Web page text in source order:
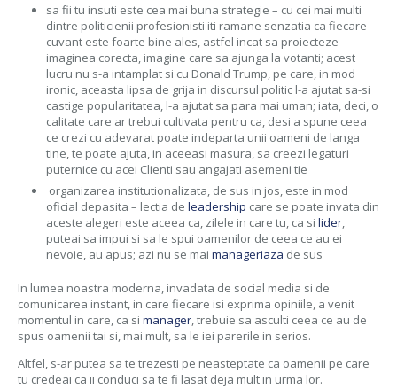
sa fii tu insuti este cea mai buna strategie – cu cei mai multi
dintre politicienii profesionisti iti ramane senzatia ca fiecare
cuvant este foarte bine ales, astfel incat sa proiecteze
imaginea corecta, imagine care sa ajunga la votanti; acest
lucru nu s-a intamplat si cu Donald Trump, pe care, in mod
ironic, aceasta lipsa de grija in discursul politic l-a ajutat sa-si
castige popularitatea, l-a ajutat sa para mai uman; iata, deci, o
calitate care ar trebui cultivata pentru ca, desi a spune ceea
ce crezi cu adevarat poate indeparta unii oameni de langa
tine, te poate ajuta, in aceeasi masura, sa creezi legaturi
puternice cu acei Clienti sau angajati asemeni tie
organizarea institutionalizata, de sus in jos, este in mod
oficial depasita – lectia de leadership care se poate invata din
aceste alegeri este aceea ca, zilele in care tu, ca si lider,
puteai sa impui si sa le spui oamenilor de ceea ce au ei
nevoie, au apus; azi nu se mai manageriaza de sus
In lumea noastra moderna, invadata de social media si de
comunicarea instant, in care fiecare isi exprima opiniile, a venit
momentul in care, ca si manager, trebuie sa asculti ceea ce au de
spus oamenii tai si, mai mult, sa le iei parerile in serios.
Altfel, s-ar putea sa te trezesti pe neasteptate ca oamenii pe care
tu credeai ca ii conduci sa te fi lasat deja mult in urma lor.